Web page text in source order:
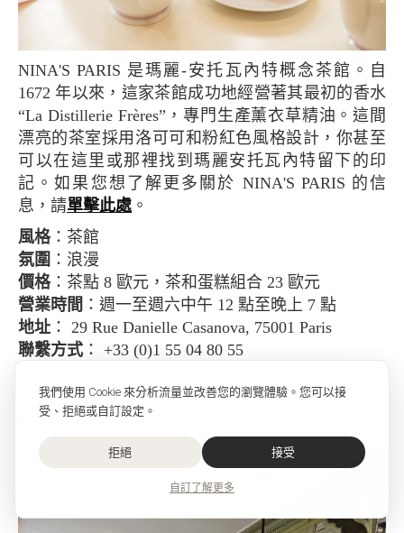
我們使用 Cookie 來分析流量並改善您的瀏覽體驗。您可以接
受、拒絕或自訂設定。
拒絕 接受
自訂 了解更多
NINA'S PARIS 是瑪麗-安托瓦內特概念茶館。自
1672 年以來，這家茶館成功地經營著其最初的香水
“La Distillerie Frères”，專門生產薰衣草精油。這間
漂亮的茶室採用洛可可和粉紅色風格設計，你甚至
可以在這里或那裡找到瑪麗安托瓦內特留下的印
記。如果您想了解更多關於 NINA'S PARIS 的信
息，請單擊此處 。
風格：茶館
氛圍 ：浪漫
價格：茶點 8 歐元，茶和蛋糕組合 23 歐元
營業時間 ：週一至週六中午 12 點至晚上 7 點
地址 ： 29 Rue Danielle Casanova, 75001 Paris
聯繫方式： +33 (0)1 55 04 80 55
Bouillon Racine